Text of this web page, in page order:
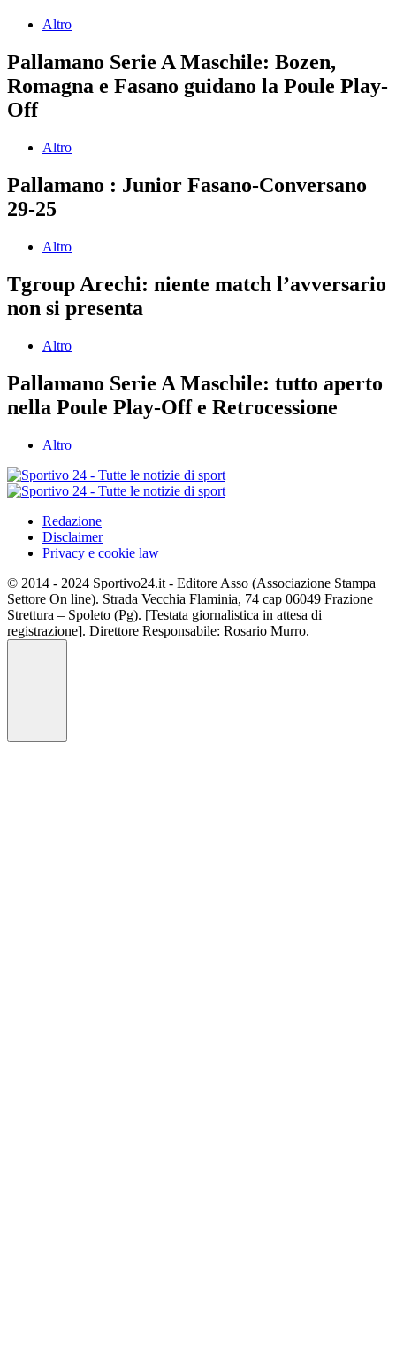
Altro
Pallamano Serie A Maschile: Bozen,
Romagna e Fasano guidano la Poule Play-
Off
Altro
Pallamano : Junior Fasano-Conversano
29-25
Altro
Tgroup Arechi: niente match l’avversario
non si presenta
Altro
Pallamano Serie A Maschile: tutto aperto
nella Poule Play-Off e Retrocessione
Altro
Redazione
Disclaimer
Privacy e cookie law
© 2014 - 2024 Sportivo24.it - Editore Asso (Associazione Stampa
Settore On line). Strada Vecchia Flaminia, 74 cap 06049 Frazione
Strettura – Spoleto (Pg). [Testata giornalistica in attesa di
registrazione]. Direttore Responsabile: Rosario Murro.